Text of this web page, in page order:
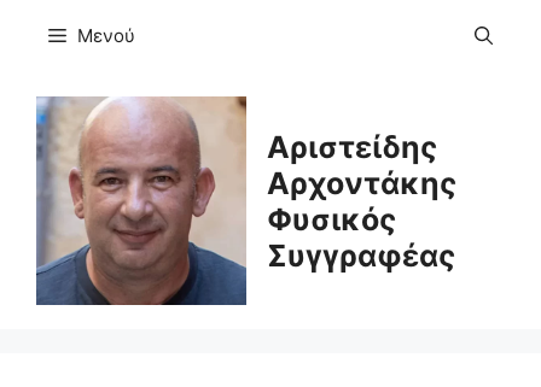
Μενού
Αριστείδης
Αρχοντάκης
Φυσικός
Συγγραφέας